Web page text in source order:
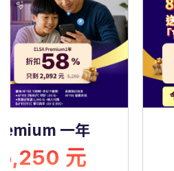
一年
元